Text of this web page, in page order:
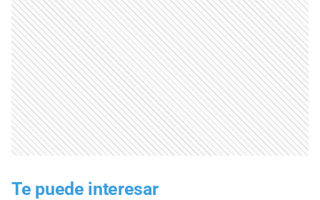
Te puede interesar